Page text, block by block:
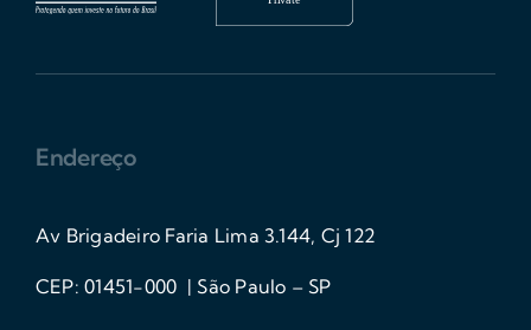
Endereço
Av Brigadeiro Faria Lima 3.144, Cj 122
CEP: 01451-000 | São Paulo – SP